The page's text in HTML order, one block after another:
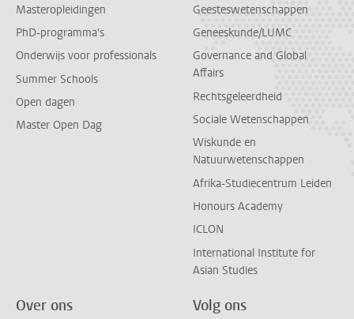
Masteropleidingen
PhD-programma's
Onderwijs voor professionals
Summer Schools
Open dagen
Master Open Dag
Geesteswetenschappen
Geneeskunde/LUMC
Governance and Global
Affairs
Rechtsgeleerdheid
Sociale Wetenschappen
Wiskunde en
Natuurwetenschappen
Afrika-Studiecentrum Leiden
Honours Academy
ICLON
International Institute for
Asian Studies
Over ons Volg ons